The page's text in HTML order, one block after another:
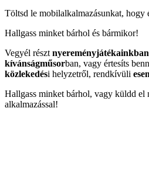
Töltsd le mobilalkalmazásunkat, hogy
Hallgass minket bárhol és bármikor!
Vegyél részt nyereményjátékainkban
kívánságműsorban, vagy értesíts
közlekedési helyzetről, rendkívüli
Hallgass minket bárhol, vagy küldd el
alkalmazással!